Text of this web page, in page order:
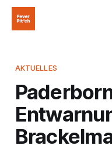
AKTUELLES